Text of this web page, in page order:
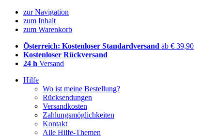
zur Navigation
zum Inhalt
zum Warenkorb
Österreich: Kostenloser Standardversand ab € 39,90
Kostenloser Rückversand
24 h Versand
Hilfe
Wo ist meine Bestellung?
Rücksendungen
Versandkosten
Zahlungsmöglichkeiten
Kontakt
Alle Hilfe-Themen